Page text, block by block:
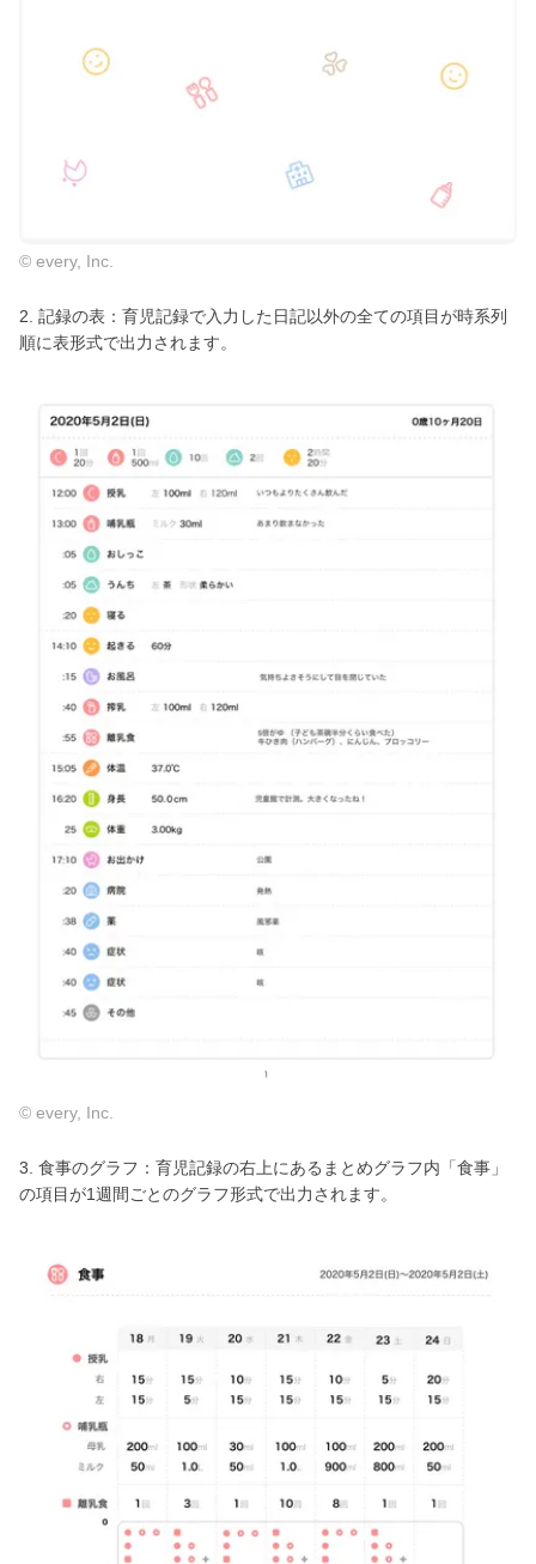
© every, Inc.
2. 記録の表：育児記録で入力した日記以外の全ての項目が時系列
順に表形式で出力されます。
© every, Inc.
3. 食事のグラフ：育児記録の右上にあるまとめグラフ内「食事」
の項目が1週間ごとのグラフ形式で出力されます。